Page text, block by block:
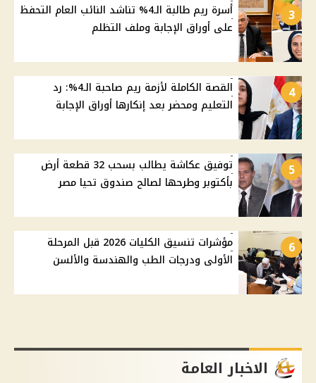
3
أسرة ريم طالبة الـ4% تناشد النائب العام التحفظ
على أوراق الإجابة وملف التظلم
4
القصة الكاملة لأزمة ريم صاحبة الـ4%: رد
التعليم ومحضر بعد إنكارها أوراق الإجابة
5
توفيق عكاشة يطالب بسحب 32 قطعة أرض
بأكتوبر وطرحها لصالح صندوق تحيا مصر
6
مؤشرات تنسيق الكليات 2026 قبل المرحلة
الأولى ودرجات الطب والهندسة والألسن
الاخبار العامة